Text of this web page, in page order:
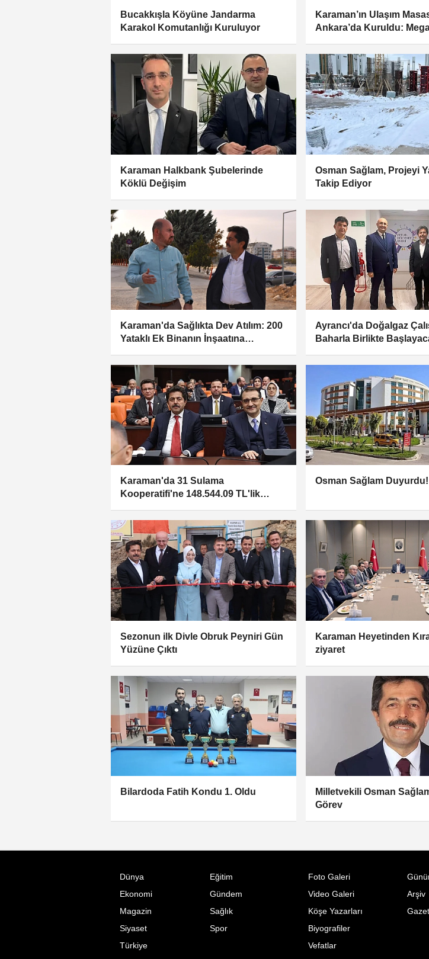
Bucakkışla Köyüne Jandarma
Karakol Komutanlığı Kuruluyor
Karaman’ın Ulaşım
Ankara’da Kuruldu:
Karaman Halkbank Şubelerinde
Köklü Değişim
Osman Sağlam, Projeyi
Takip Ediyor
Karaman'da Sağlıkta Dev Atılım: 200
Yataklı Ek Binanın İnşaatına
Ayrancı'da Doğalgaz
Baharla Birlikte
Karaman'da 31 Sulama
Kooperatifi'ne 148.544.09 TL'lik
Osman Sağlam Duyurdu!
Sezonun ilk Divle Obruk Peyniri Gün
Yüzüne Çıktı
Karaman Heyetinden
ziyaret
Bilardoda Fatih Kondu 1. Oldu
Milletvekili Osman
Görev
Dünya
Eğitim
Ekonomi
Gündem
Magazin
Sağlık
Siyaset
Spor
Türkiye
Foto Galeri
Video Galeri
Köşe Yazarları
Biyografiler
Vefatlar
Arşiv